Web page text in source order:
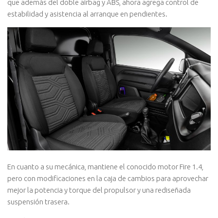
que además del doble airbag y ABS, ahora agrega control de
estabilidad y asistencia al arranque en pendientes.
En cuanto a su mecánica, mantiene el conocido motor Fire 1.4,
pero con modificaciones en la caja de cambios para aprovechar
mejor la potencia y torque del propulsor y una rediseñada
suspensión trasera.